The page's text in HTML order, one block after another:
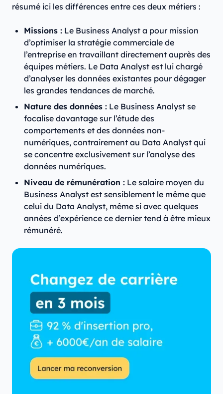
résumé ici les différences entre ces deux métiers :
Missions : Le Business Analyst a pour mission
d’optimiser la stratégie commerciale de
l’entreprise en travaillant directement auprès des
équipes métiers. Le Data Analyst est lui chargé
d’analyser les données existantes pour dégager
les grandes tendances de marché.
Nature des données : Le Business Analyst se
focalise davantage sur l’étude des
comportements et des données non-
numériques, contrairement au Data Analyst qui
se concentre exclusivement sur l’analyse des
données numériques.
Niveau de rémunération : Le salaire moyen du
Business Analyst est sensiblement le même que
celui du Data Analyst, même si avec quelques
années d’expérience ce dernier tend à être mieux
rémunéré.